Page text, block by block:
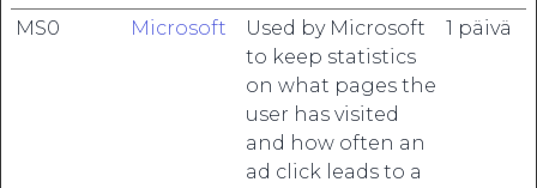
MS0 Microsoft
Used by Microsoft
to keep statistics
on what pages the
user has visited
and how often an
ad click leads to a
1 päivä